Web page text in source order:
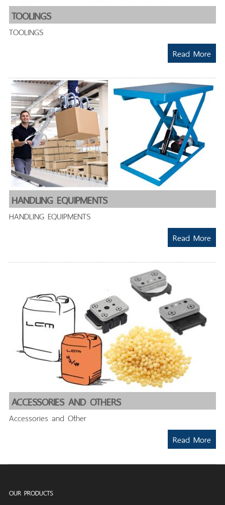
TOOLINGS
TOOLINGS
Read More
HANDLING EQUIPMENTS
HANDLING EQUIPMENTS
Read More
ACCESSORIES AND OTHERS
Accessories and Other
Read More
OUR PRODUCTS